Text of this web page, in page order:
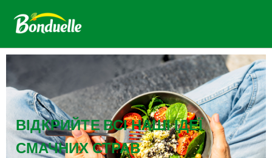
ВІДКРИЙТЕ ВСІ НАШІ ІДЕЇ
СМАЧНИХ СТРАВ